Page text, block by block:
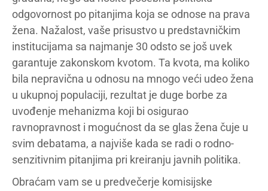
odgovornost po pitanjima koja se odnose na prava
žena. Nažalost, vaše prisustvo u predstavničkim
institucijama sa najmanje 30 odsto se još uvek
garantuje zakonskom kvotom. Ta kvota, ma koliko
bila nepravična u odnosu na mnogo veći udeo žena
u ukupnoj populaciji, rezultat je duge borbe za
uvođenje mehanizma koji bi osigurao
ravnopravnost i mogućnost da se glas žena čuje u
svim debatama, a najviše kada se radi o rodno-
senzitivnim pitanjima pri kreiranju javnih politika.
Obraćam vam se u predvečerje komisijske